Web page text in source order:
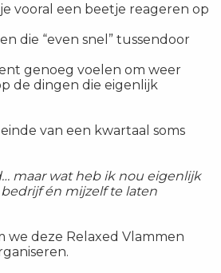
vooral een beetje reageren op
die “even snel” tussendoor
genoeg voelen om weer
de dingen die eigenlijk
van een kwartaal soms
maar wat heb ik nou eigenlijk
én mijzelf te laten
we deze Relaxed Vlammen